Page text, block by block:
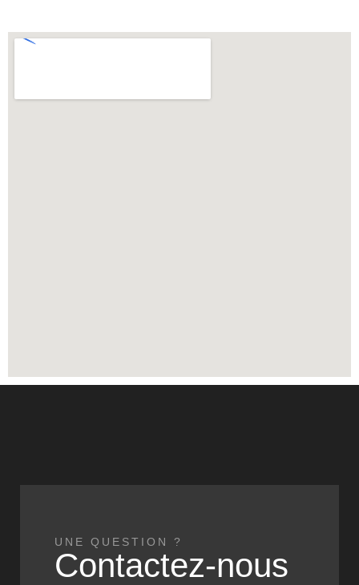
UNE QUESTION ?
Contactez-nous